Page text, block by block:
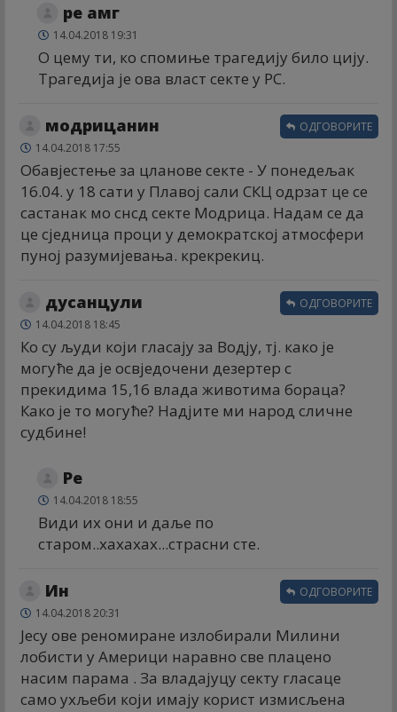
ре амг
14.04.2018 19:31
О цему ти, ко спомиње трагедију било цију.
Трагедија је ова власт секте у РС.
модрицанин
14.04.2018 17:55
Обавјестење за цланове секте - У понедељак
16.04. у 18 сати у Плавој сали СКЦ одрзат це се
састанак мо снсд секте Модрица. Надам се да
це сједница проци у демократској атмосфери
пуној разумијевања. крекрекиц.
ОДГОВОРИТЕ
дусанцули
14.04.2018 18:45
Ко су људи који гласају за Водју, тј. како је
могуће да је освједочени дезертер с
прекидима 15,16 влада животима бораца?
Како је то могуће? Надјите ми народ сличне
судбине!
ОДГОВОРИТЕ
Ре
14.04.2018 18:55
Види их они и даље по
старом..хахахах...страсни сте.
Ин
14.04.2018 20:31
Јесу ове реномиране излобирали Милини
лобисти у Америци наравно све плацено
насим парама . За владајуцу секту гласаце
само ухљеби који имају корист измисљена
ОДГОВОРИТЕ